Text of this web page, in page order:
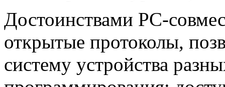
Достоинствами РС-
открытые протоколы,
систему устройства